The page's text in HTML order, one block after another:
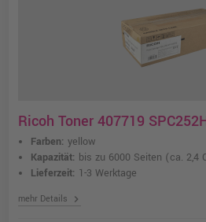
Ricoh Toner 407719
Farben: yellow
Kapazität: bis zu 6000 Seiten (ca. 2,4
Lieferzeit: 1-3 Werktage
mehr Details chevron_right